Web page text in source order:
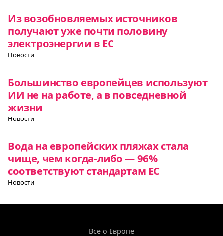
Из возобновляемых источников
получают уже почти половину
электроэнергии в ЕС
Новости
Большинство европейцев используют
ИИ не на работе, а в повседневной
жизни
Новости
Вода на европейских пляжах стала
чище, чем когда-либо — 96%
соответствуют стандартам ЕС
Новости
Все о Европе